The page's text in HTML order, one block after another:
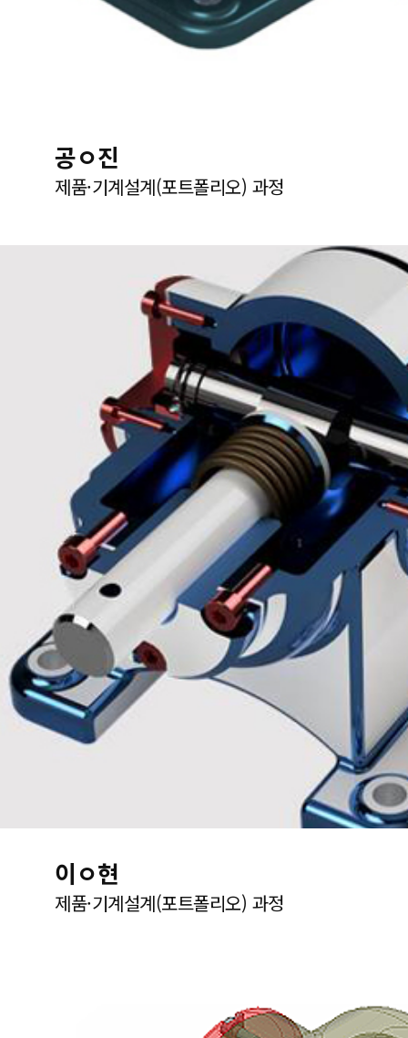
공ㅇ진
제품·기계설계(포트폴리오) 과정
이ㅇ현
제품·기계설계(포트폴리오) 과정